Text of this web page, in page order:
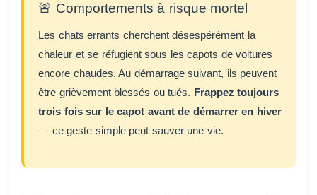
🚨 Comportements à risque mortel
Les chats errants cherchent désespérément la
chaleur et se réfugient sous les capots de voitures
encore chaudes. Au démarrage suivant, ils peuvent
être grièvement blessés ou tués. Frappez toujours
trois fois sur le capot avant de démarrer en hiver
— ce geste simple peut sauver une vie.